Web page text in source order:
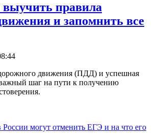
правила
и запомнить все
движения (ПДД) и успешная
шаг на пути к получению